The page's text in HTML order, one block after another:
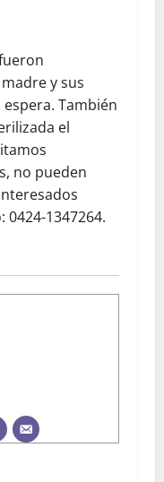
y sus
También
el
no pueden
1347264.